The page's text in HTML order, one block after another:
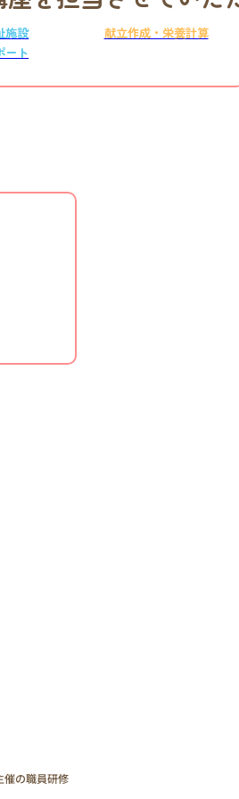
施設
ート
献立作成・栄養計算
催の職員研修